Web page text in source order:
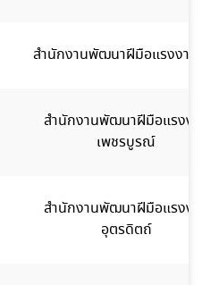
สำนักงานพัฒนาฝีมือแรงงาน
สำนักงานพัฒนาฝีมือแรงง
เพชรบูรณ์
สำนักงานพัฒนาฝีมือแรงง
อุตรดิตถ์